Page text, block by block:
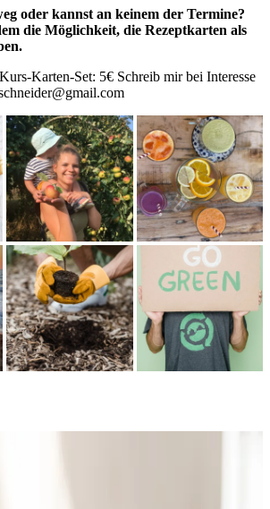
oder kannst an keinem der Termine?
die Möglichkeit, die Rezeptkarten als
Karten-Set: 5€ Schreib mir bei Interesse